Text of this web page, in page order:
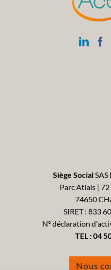
Siège SocialSAS
Parc Atlais |
74650
SIRET : 833
N° déclaration
TEL :04
Nous